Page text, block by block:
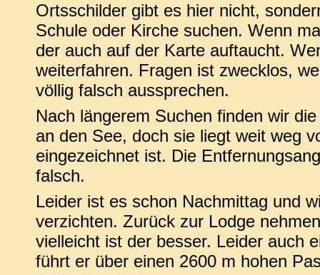
Ortsschilder gibt es hier nicht,
Schule oder Kirche suchen. Wenn
der auch auf der Karte auftaucht.
weiterfahren. Fragen ist zwecklos,
völlig falsch aussprechen.
Nach längerem Suchen finden wir
an den See, doch sie liegt weit weg
eingezeichnet ist. Die
falsch.
Leider ist es schon Nachmittag und
verzichten. Zurück zur Lodge
vielleicht ist der besser. Leider auch
führt er über einen 2600 m hohen